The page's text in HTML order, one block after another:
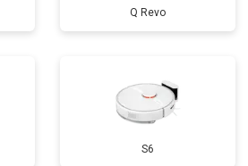
Q Revo
S6